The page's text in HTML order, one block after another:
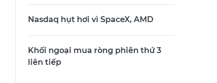
Nasdaq hụt hơi vì SpaceX, AMD
Khối ngoại mua ròng phiên thứ 3
liên tiếp